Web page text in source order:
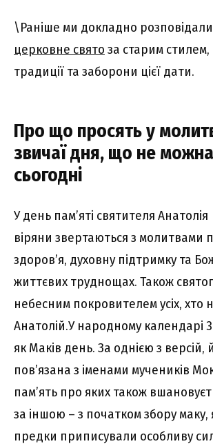
\Раніше ми докладно
церковне свято за старим
традиції та заборони цієї дати.
Про що просять у
звичаї дня, що не
сьогодні
У день пам’яті святителя Анатолія
віряни звертаються з молитвами
здоров’я, духовну підтримку та
життєвих труднощах. Також
небесним покровителем усіх, хто
Анатолій.У народному календарі
як Маків день. За однією з версій,
пов’язана з іменами мучеників
пам’ять про яких також
за іншою – з початком збору маку,
предки приписували особливу